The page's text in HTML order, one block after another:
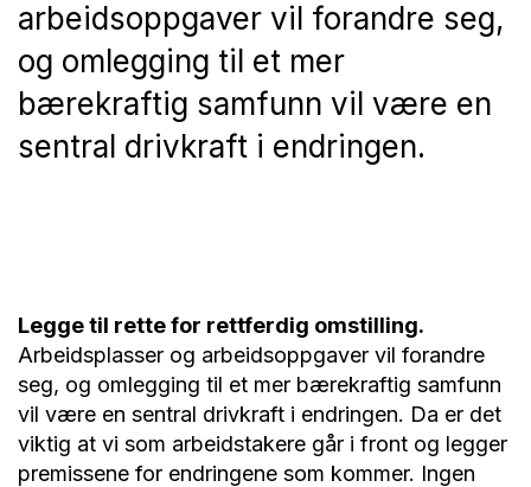
arbeidsoppgaver vil forandre seg,
og omlegging til et mer
bærekraftig samfunn vil være en
sentral drivkraft i endringen.
Legge til rette for rettferdig omstilling.
Arbeidsplasser og arbeidsoppgaver vil forandre
seg, og omlegging til et mer bærekraftig samfunn
vil være en sentral drivkraft i endringen. Da er det
viktig at vi som arbeidstakere går i front og legger
premissene for endringene som kommer. Ingen